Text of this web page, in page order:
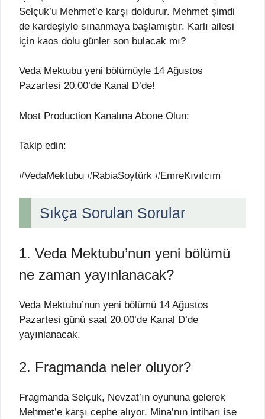
Selçuk’u Mehmet’e karşı doldurur. Mehmet şimdi
de kardeşiyle sınanmaya başlamıştır. Karlı ailesi
için kaos dolu günler son bulacak mı?
Veda Mektubu yeni bölümüyle 14 Ağustos
Pazartesi 20.00’de Kanal D’de!
Most Production Kanalına Abone Olun:
Takip edin:
#VedaMektubu #RabiaSoytürk #EmreKıvılcım
Sıkça Sorulan Sorular
1. Veda Mektubu’nun yeni bölümü
ne zaman yayınlanacak?
Veda Mektubu’nun yeni bölümü 14 Ağustos
Pazartesi günü saat 20.00’de Kanal D’de
yayınlanacak.
2. Fragmanda neler oluyor?
Fragmanda Selçuk, Nevzat’ın oyununa gelerek
Mehmet’e karşı cephe alıyor. Mina’nın intiharı ise